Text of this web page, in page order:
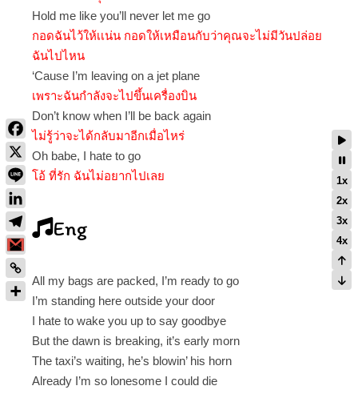
Hold me like you’ll never let me go
กอดฉันไว้ให้เเน่น กอดให้เหมือนกับว่าคุณจะไม่มีวันปล่อย
ฉันไปไหน
‘Cause I’m leaving on a jet plane
เพราะฉันกำลังจะไปขึ้นเครื่องบิน
Don’t know when I’ll be back again
ไม่รู้ว่าจะได้กลับมาอีกเมื่อไหร่
Oh babe, I hate to go
โอ้ ที่รัก ฉันไม่อยากไปเลย
Eng
All my bags are packed, I’m ready to go
I’m standing here outside your door
I hate to wake you up to say goodbye
But the dawn is breaking, it’s early morn
The taxi’s waiting, he’s blowin’ his horn
Already I’m so lonesome I could die
1x
2x
3x
4x